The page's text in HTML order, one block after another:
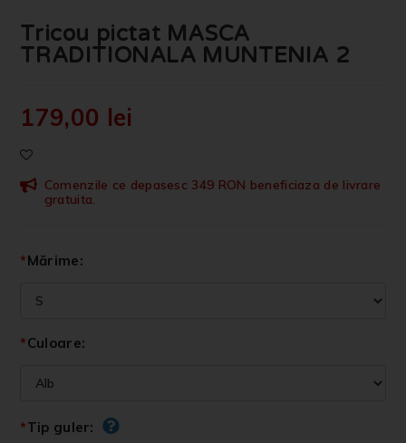
Tricou pictat MASCA
TRADITIONALA MUNTENIA 2
179,00 lei
Comenzile ce depasesc 349 RON beneficiaza de livrare
gratuita.
*Mărime:
*Culoare:
*Tip guler: